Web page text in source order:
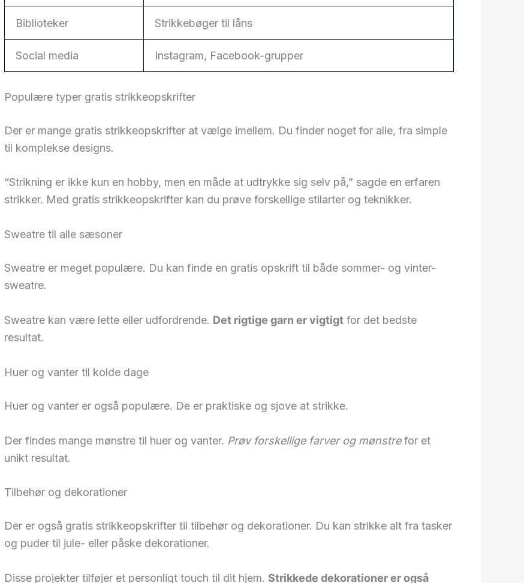
Biblioteker Strikkebøger til låns
Social media Instagram, Facebook-grupper
Populære typer gratis strikkeopskrifter
Der er mange gratis strikkeopskrifter at vælge imellem. Du finder noget for alle, fra simple
til komplekse designs.
“Strikning er ikke kun en hobby, men en måde at udtrykke sig selv på,” sagde en erfaren
strikker. Med gratis strikkeopskrifter kan du prøve forskellige stilarter og teknikker.
Sweatre til alle sæsoner
Sweatre er meget populære. Du kan finde en gratis opskrift til både sommer- og vinter-
sweatre.
Sweatre kan være lette eller udfordrende. Det rigtige garn er vigtigt for det bedste
resultat.
Huer og vanter til kolde dage
Huer og vanter er også populære. De er praktiske og sjove at strikke.
Der findes mange mønstre til huer og vanter. Prøv forskellige farver og mønstrefor et
unikt resultat.
Tilbehør og dekorationer
Der er også gratis strikkeopskrifter til tilbehør og dekorationer. Du kan strikke alt fra tasker
og puder til jule- eller påske dekorationer.
Disse projekter tilføjer et personligt touch til dit hjem. Strikkede dekorationer er også